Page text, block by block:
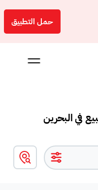
حمل التطبيق
في البحرين